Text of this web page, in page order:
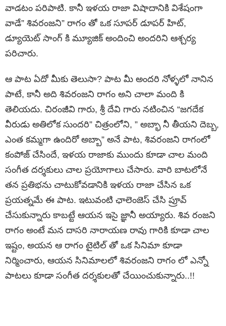
వాడటం పరిపాటి. కానీ ఇళయ రాజా విషాదానికి విశేషంగా
వాడే” శివరంజని” రాగం తో ఒక సూపర్ డూపర్ హిట్,
డ్యూయెట్ సాంగ్ కి మ్యూజిక్ అందించి అందరిని ఆశ్చర్య
పరిచారు.
ఆ పాట ఏదో మీకు తెలుసా? పాట మీ అందరి నోళ్ళలో నానిన
పాటే, కానీ అది శివరంజని రాగం అని చాలా మంది కి
తెలియదు. చిరంజీవి గారు, శ్రీ దేవి గారు నటించిన “జగదేక
వీరుడు అతిలోక సుందరి” చిత్రంలోని, ” అబ్భా నీ తీయని దెబ్బ,
ఎంత కమ్మగా ఉందిరో అబ్బా” అనే పాట, శివరంజని రాగంలో
కంపోజ్ చేసిందే, ఇళయ రాజాకు ముందు కూడా చాల మంది
సంగీత దర్శకులు చాల ప్రయోగాలు చేసారు. వారి బాటలోనే
తన ప్రతిభను చాటుకోవడానికి ఇళయ రాజా చేసిన ఒక
ప్రయత్నమే ఈ పాట. ఇటువంటి ఛాలెంజెస్ చేసి ప్రూవ్
చేసుకున్నారు కాబట్టే ఆయన ఇసై జ్ఞానీ అయ్యారు. శివ రంజని
రాగం అంటే మన దాసరి నారాయణ రావు గారికి కూడా చాల
ఇష్టం, అయన ఆ రాగం టైటిల్ తో ఒక సినిమా కూడా
నిర్మించారు, ఆయన సినిమాలలో శివరంజని రాగం లో ఎన్నో
పాటలు కూడా సంగీత దర్శకులతో చేయించుకున్నారు..!!